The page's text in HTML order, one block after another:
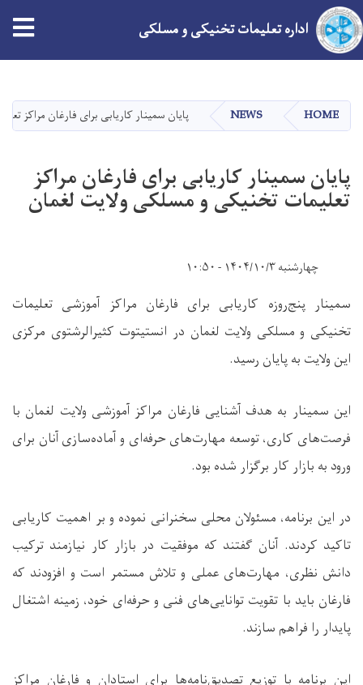
main
content
اداره تعلیمات تخنیکی و مسلکی
HOME
NEWS پایان سمینار کاریابی برای فارغان مراکز
پایان سمینار کاریابی برای فارغان مراکز
تعلیمات تخنیکی و مسلکی ولایت لغمان
چهارشنبه ۱۴۰۴/۱۰/۳ - ۱۰:۵۰
سمینار پنج‌روزه کاریابی برای فارغان مراکز آموزشی تعلیمات
تخنیکی و مسلکی ولایت لغمان در انستیتوت کثیرالرشتوی مرکزی
این ولایت به پایان رسید.
این سمینار به هدف آشنایی فارغان مراکز آموزشی ولایت لغمان با
فرصت‌های کاری، توسعه مهارت‌های حرفه‌ای و آماده‌سازی آنان برای
ورود به بازار کار برگزار شده بود.
در این برنامه، مسئولان محلی سخنرانی نموده و بر اهمیت کاریابی
تاکید کردند. آنان گفتند که موفقیت در بازار کار نیازمند ترکیب
دانش نظری، مهارت‌های عملی و تلاش مستمر است و افزودند که
فارغان باید با تقویت توانایی‌های فنی و حرفه‌ای خود، زمینه اشتغال
پایدار را فراهم سازند.
این برنامه با توزیع تصدیق‌نامه‌ها برای استادان و فارغان مراکز